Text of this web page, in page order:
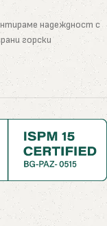
надеждност с
горски